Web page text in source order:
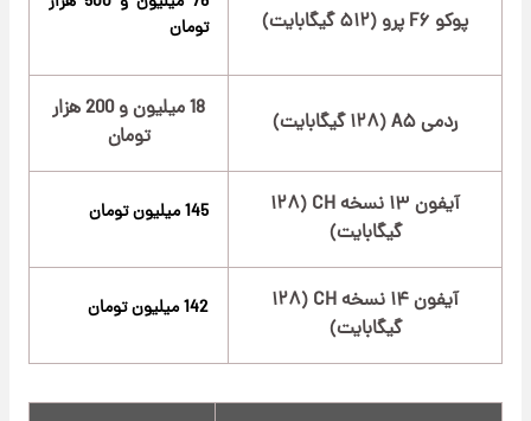
پوکو F۶ پرو (۵۱۲ گیگابایت)
تومان
ردمی A۵ (۱۲۸ گیگابایت)
18 میلیون و 200 هزار
تومان
آیفون ۱۳ نسخه CH (۱۲۸
گیگابایت)
145 میلیون تومان
آیفون ۱۴ نسخه CH (۱۲۸
گیگابایت)
142 میلیون تومان